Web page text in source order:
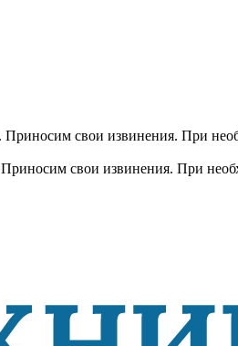
свои извинения. При
свои извинения. При